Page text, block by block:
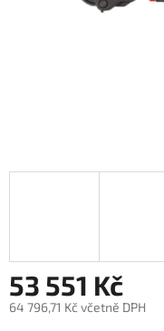
53 551 Kč
64 796,71 Kč včetně DPH